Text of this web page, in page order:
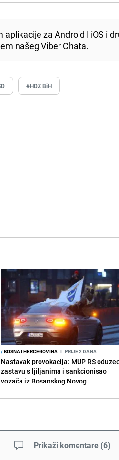
aplikacije zaAndroid | iOS i
našegViber Chata.
#HDZ BiH
/BOSNA I HERCEGOVINA I PRIJE 2 DANA
Nastavak provokacija: MUP RS
zastavu s ljiljanima i sankcionisao
vozača iz Bosanskog Novog
Prikaži komentare (6)